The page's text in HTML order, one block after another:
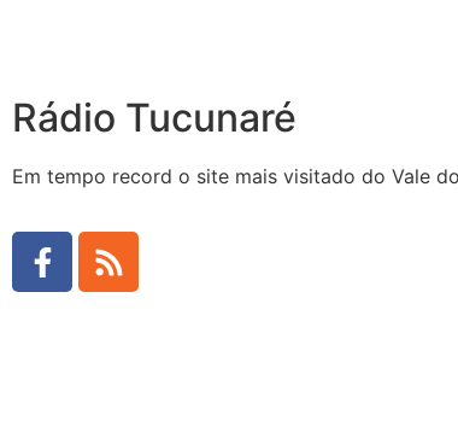
Rádio Tucunaré
Em tempo record o site mais visitado do Vale